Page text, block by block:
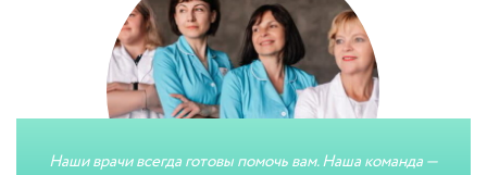
Наши врачи всегда готовы помочь вам. Наша команда —